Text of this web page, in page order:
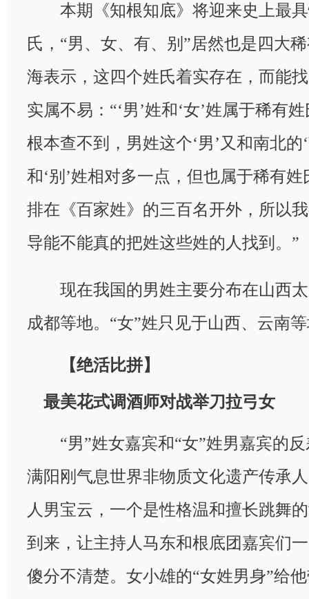
本期《知根知底》将迎来史上最具
氏，“男、女、有、别”居然也是四大
海表示，这四个姓氏着实存在，而能
实属不易：“‘男’姓和‘女’姓属于稀有
根本查不到，男姓这个‘男’又和南北的
和‘别’姓相对多一点，但也属于稀有姓
排在《百家姓》的三百名开外，所以
导能不能真的把姓这些姓的人找到。”
现在我国的男姓主要分布在山西太
成都等地。“女”姓只见于山西、云南
【绝活比拼】
最美花式调酒师对战举刀拉弓女
“男”姓女嘉宾和“女”姓男嘉宾的反
满阳刚气息世界非物质文化遗产传承
人男宝云，一个是性格温和擅长跳舞
到来，让主持人马东和根底团嘉宾们
傻分不清楚。女小雄的“女姓男身”给